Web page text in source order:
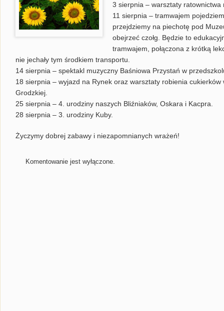
3 sierpnia – warsztaty
11 sierpnia – tramwajem
przejdziemy na piechotę pod
obejrzeć czołg. Będzie to
tramwajem, połączona z krótką
nie jechały tym środkiem transportu.
14 sierpnia – spektakl muzyczny Baśniowa Przystań w
18 sierpnia – wyjazd na Rynek oraz warsztaty robienia
Grodzkiej.
25 sierpnia – 4. urodziny naszych Bliźniaków, Oskara i Kacpra.
28 sierpnia – 3. urodziny Kuby.
Życzymy dobrej zabawy i niezapomnianych wrażeń!
Komentowanie jest wyłączone.